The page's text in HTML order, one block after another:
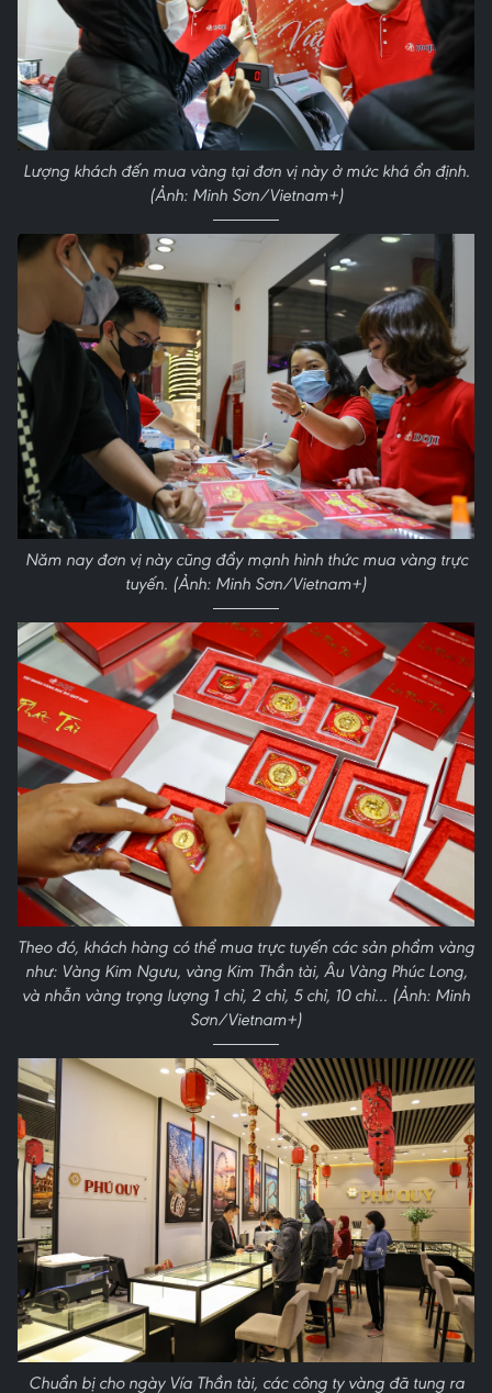
Lượng khách đến mua vàng tại đơn vị này ở mức khá ổn định.
(Ảnh: Minh Sơn/Vietnam+)
Năm nay đơn vị này cũng đẩy mạnh hình thức mua vàng trực
tuyến. (Ảnh: Minh Sơn/Vietnam+)
Theo đó, khách hàng có thể mua trực tuyến các sản phẩm vàng
như: Vàng Kim Ngưu, vàng Kim Thần tài, Âu Vàng Phúc Long,
và nhẫn vàng trọng lượng 1 chỉ, 2 chỉ, 5 chỉ, 10 chỉ... (Ảnh: Minh
Sơn/Vietnam+)
Chuẩn bị cho ngày Vía Thần tài, các công ty vàng đã tung ra